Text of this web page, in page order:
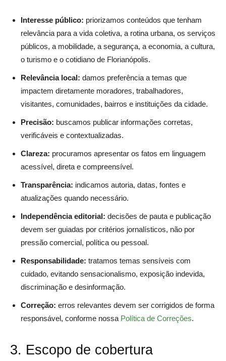
Interesse público: priorizamos conteúdos que tenham
relevância para a vida coletiva, a rotina urbana, os serviços
públicos, a mobilidade, a segurança, a economia, a cultura,
o turismo e o cotidiano de Florianópolis.
Relevância local: damos preferência a temas que
impactem diretamente moradores, trabalhadores,
visitantes, comunidades, bairros e instituições da cidade.
Precisão: buscamos publicar informações corretas,
verificáveis e contextualizadas.
Clareza: procuramos apresentar os fatos em linguagem
acessível, direta e compreensível.
Transparência: indicamos autoria, datas, fontes e
atualizações quando necessário.
Independência editorial: decisões de pauta e publicação
devem ser guiadas por critérios jornalísticos, não por
pressão comercial, política ou pessoal.
Responsabilidade: tratamos temas sensíveis com
cuidado, evitando sensacionalismo, exposição indevida,
discriminação e desinformação.
Correção: erros relevantes devem ser corrigidos de forma
responsável, conforme nossa Política de Correções.
3. Escopo de cobertura